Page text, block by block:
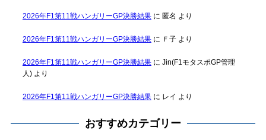
2026年F1第11戦ハンガリーGP決勝結果に 匿名 より
2026年F1第11戦ハンガリーGP決勝結果に Ｆ子より
2026年F1第11戦ハンガリーGP決勝結果に Jin(F1モタスポGP管理
人)より
2026年F1第11戦ハンガリーGP決勝結果に レイ より
おすすめカテゴリー